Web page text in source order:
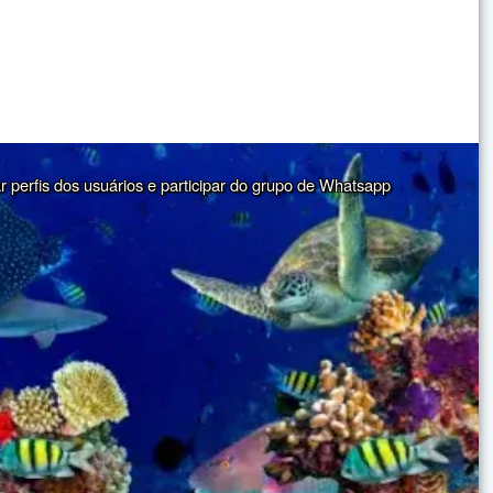
dos usuários e participar do grupo de Whatsapp